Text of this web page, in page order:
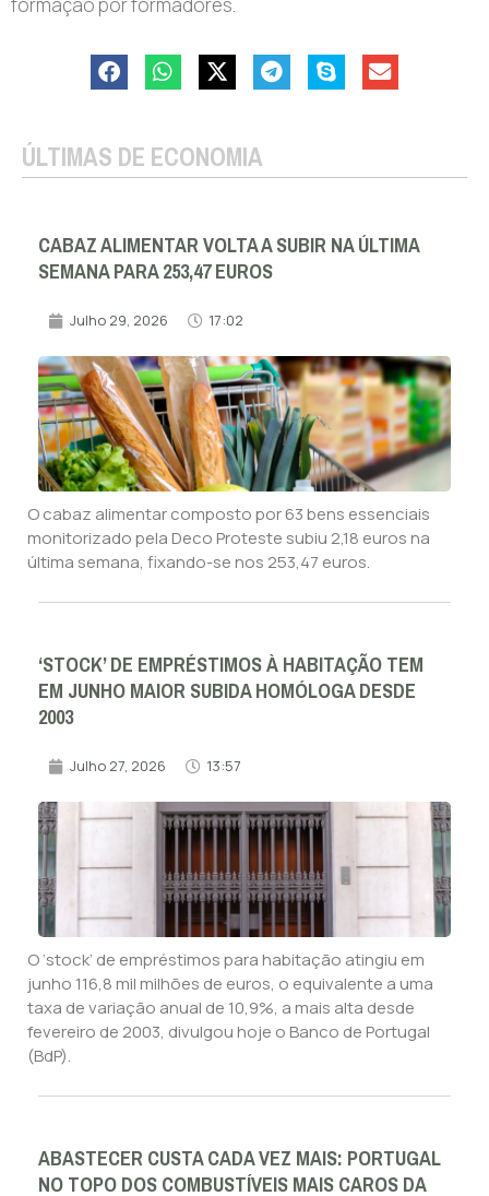
ÚLTIMAS DE ECONOMIA
CABAZ ALIMENTAR VOLTA A SUBIR NA ÚLTIMA
SEMANA PARA 253,47 EUROS
Julho 29, 2026 17:02
O cabaz alimentar composto por 63 bens essenciais
monitorizado pela Deco Proteste subiu 2,18 euros na
última semana, fixando-se nos 253,47 euros.
‘STOCK’ DE EMPRÉSTIMOS À HABITAÇÃO TEM
EM JUNHO MAIOR SUBIDA HOMÓLOGA DESDE
2003
Julho 27, 2026 13:57
O ‘stock’ de empréstimos para habitação atingiu em
junho 116,8 mil milhões de euros, o equivalente a uma
taxa de variação anual de 10,9%, a mais alta desde
fevereiro de 2003, divulgou hoje o Banco de Portugal
(BdP).
ABASTECER CUSTA CADA VEZ MAIS: PORTUGAL
NO TOPO DOS COMBUSTÍVEIS MAIS CAROS DA